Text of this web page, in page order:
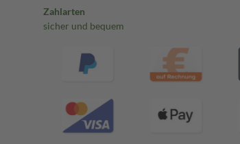
Zahlarten
sicher und bequem